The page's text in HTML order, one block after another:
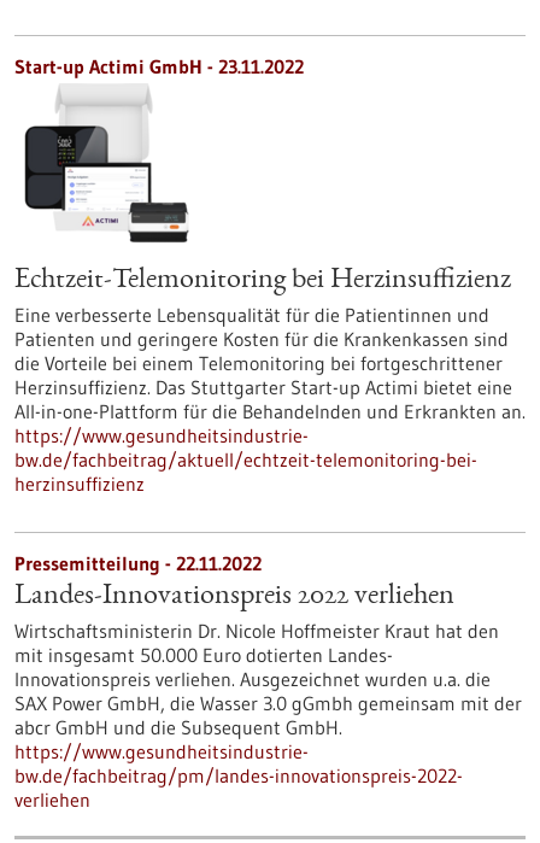
Start-up Actimi GmbH - 23.11.2022
Echtzeit-Telemonitoring bei Herzinsuffizienz
Eine verbesserte Lebensqualität für die Patientinnen und
Patienten und geringere Kosten für die Krankenkassen sind
die Vorteile bei einem Telemonitoring bei fortgeschrittener
Herzinsuffizienz. Das Stuttgarter Start-up Actimi bietet eine
All-in-one-Plattform für die Behandelnden und Erkrankten an.
https://www.gesundheitsindustrie-
bw.de/fachbeitrag/aktuell/echtzeit-telemonitoring-bei-
herzinsuffizienz
Pressemitteilung - 22.11.2022
Landes-Innovationspreis 2022 verliehen
Wirtschaftsministerin Dr. Nicole Hoffmeister Kraut hat den
mit insgesamt 50.000 Euro dotierten Landes-
Innovationspreis verliehen. Ausgezeichnet wurden u.a. die
SAX Power GmbH, die Wasser 3.0 gGmbh gemeinsam mit der
abcr GmbH und die Subsequent GmbH.
https://www.gesundheitsindustrie-
bw.de/fachbeitrag/pm/landes-innovationspreis-2022-
verliehen